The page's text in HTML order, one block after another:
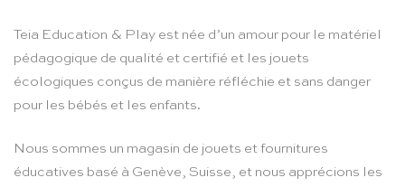
Teia Education & Play est née d’un amour pour le matériel
pédagogique de qualité et certifié et les jouets
écologiques conçus de manière réfléchie et sans danger
pour les bébés et les enfants.
Nous sommes un magasin de jouets et fournitures
éducatives basé à Genève, Suisse, et nous apprécions les